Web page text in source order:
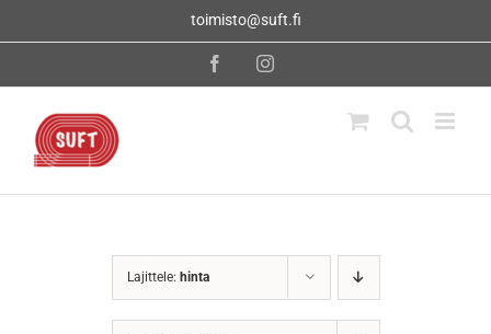
toimisto@suft.fi
FacebookInstagram
Lajittele: hinta